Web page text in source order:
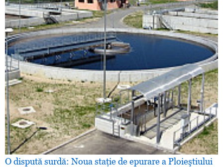
O dispută surdă: Noua staţie de epurare a Ploieştiului